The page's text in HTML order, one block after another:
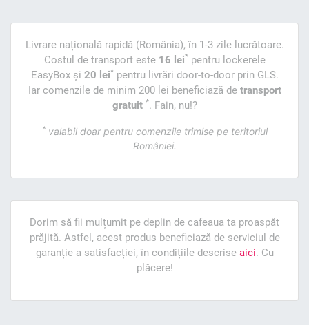
Livrare națională rapidă (România), în 1-3 zile lucrătoare.
Costul de transport este 16 lei* pentru lockerele
EasyBox și 20 lei* pentru livrări door-to-door prin GLS.
Iar comenzile de minim 200 lei beneficiază de transport
gratuit *. Fain, nu!?
*valabil doar pentru comenzile trimise pe teritoriul
României.
Dorim să fii mulțumit pe deplin de cafeaua ta proaspăt
prăjită. Astfel, acest produs beneficiază de serviciul de
garanție a satisfacției, în condițiile descrise aici. Cu
plăcere!